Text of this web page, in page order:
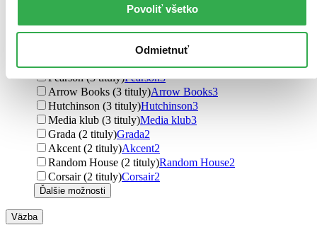
Povoliť všetko
Odmietnuť
Simon & Schuster (3 tituly)Simon & Schuster
BETA - Dobrovský (3 tituly)BETA - Dobrovský3
Vendeta3
Pearson (3 tituly)Pearson3
Arrow Books (3 tituly)Arrow Books3
Hutchinson (3 tituly)Hutchinson3
Media klub (3 tituly)Media klub3
Grada (2 tituly)Grada2
Akcent (2 tituly)Akcent2
Random House (2 tituly)Random House2
Corsair (2 tituly)Corsair2
Ďalšie možnosti
Väzba